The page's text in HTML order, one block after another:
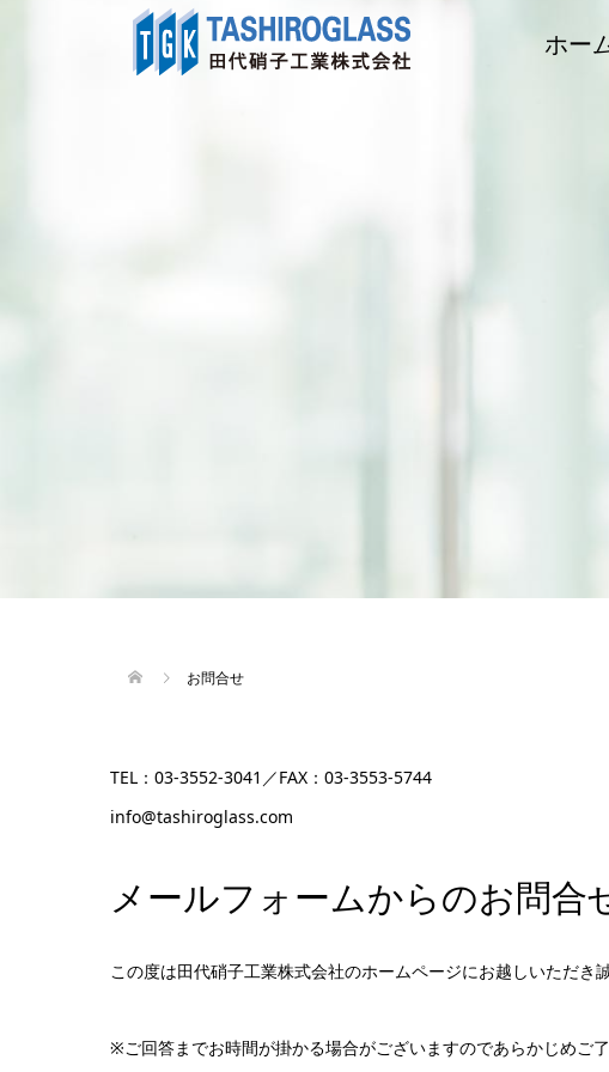
ホー
お問合せ
TEL：03-3552-3041／FAX：03-3553-5744
info@tashiroglass.com
メールフォームからのお問合
この度は田代硝子工業株式会社のホームページにお越しいただき
※ご回答までお時間が掛かる場合がございますのであらかじめご了